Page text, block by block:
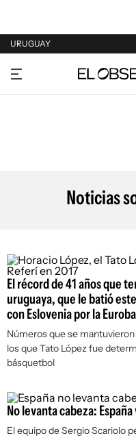
URUGUAY
URUGUAY
ARGENTINA
Noticias
El récord de 41 años que
uruguaya, que le batió
con Eslovenia por la
Números que se
los que Tato López fue
básquetbol
No levanta cabeza:
El equipo de Sergio Scariolo